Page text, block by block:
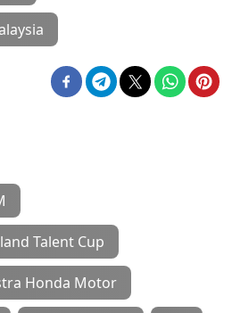
Talent Cup
Honda Motor